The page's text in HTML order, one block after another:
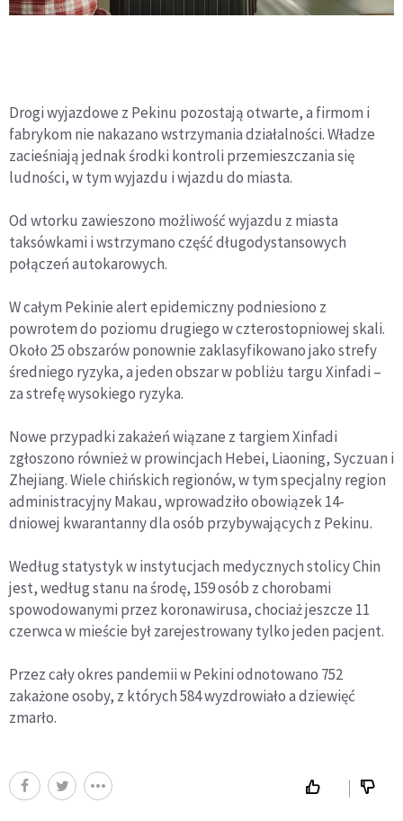
Drogi wyjazdowe z Pekinu pozostają otwarte, a firmom i
fabrykom nie nakazano wstrzymania działalności. Władze
zacieśniają jednak środki kontroli przemieszczania się
ludności, w tym wyjazdu i wjazdu do miasta.
Od wtorku zawieszono możliwość wyjazdu z miasta
taksówkami i wstrzymano część długodystansowych
połączeń autokarowych.
W całym Pekinie alert epidemiczny podniesiono z
powrotem do poziomu drugiego w czterostopniowej skali.
Około 25 obszarów ponownie zaklasyfikowano jako strefy
średniego ryzyka, a jeden obszar w pobliżu targu Xinfadi –
za strefę wysokiego ryzyka.
Nowe przypadki zakażeń wiązane z targiem Xinfadi
zgłoszono również w prowincjach Hebei, Liaoning, Syczuan i
Zhejiang. Wiele chińskich regionów, w tym specjalny region
administracyjny Makau, wprowadziło obowiązek 14-
dniowej kwarantanny dla osób przybywających z Pekinu.
Według statystyk w instytucjach medycznych stolicy Chin
jest, według stanu na środę, 159 osób z chorobami
spowodowanymi przez koronawirusa, chociaż jeszcze 11
czerwca w mieście był zarejestrowany tylko jeden pacjent.
Przez cały okres pandemii w Pekini odnotowano 752
zakażone osoby, z których 584 wyzdrowiało a dziewięć
zmarło.